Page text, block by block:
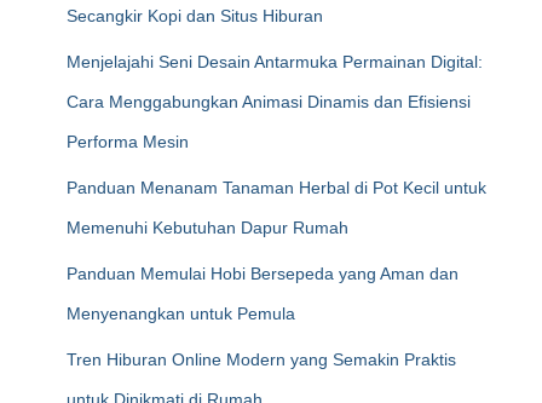
Secangkir Kopi dan Situs Hiburan
Menjelajahi Seni Desain Antarmuka Permainan Digital:
Cara Menggabungkan Animasi Dinamis dan Efisiensi
Performa Mesin
Panduan Menanam Tanaman Herbal di Pot Kecil untuk
Memenuhi Kebutuhan Dapur Rumah
Panduan Memulai Hobi Bersepeda yang Aman dan
Menyenangkan untuk Pemula
Tren Hiburan Online Modern yang Semakin Praktis